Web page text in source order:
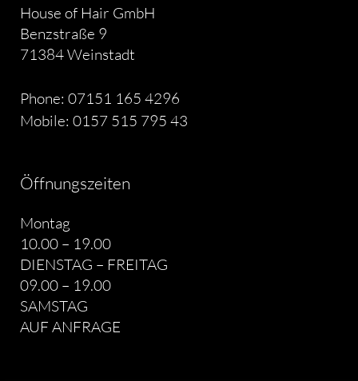
House of Hair GmbH
Benzstraße 9
71384 Weinstadt
Phone: 07151 165 4296
Mobile: 0157 515 795 43
Öffnungszeiten
Montag
10.00 – 19.00
DIENSTAG – FREITAG
09.00 – 19.00
SAMSTAG
AUF ANFRAGE